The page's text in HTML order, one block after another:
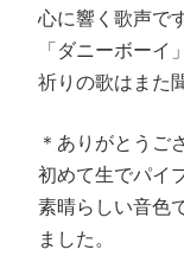
心に響く歌声で
「ダニーボー
祈りの歌はまた
＊ありがとうご
初めて生でパイ
素晴らしい音色
ました。